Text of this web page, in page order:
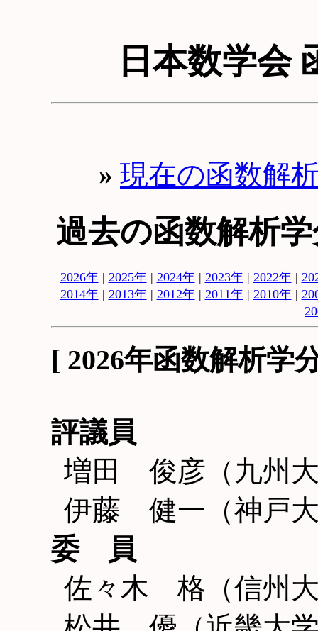
日本数学会
» 現在の函数解
過去の函数解析
2026年| 2025年| 2024年| 2023年| 2022年|
2014年| 2013年| 2012年| 2011年| 2010年|
[ 2026年函数解析
評議員
増田 俊彦（九州
伊藤 健一（神戸
委 員
佐々木 格（信州